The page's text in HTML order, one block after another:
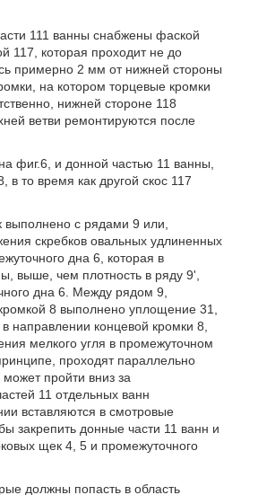
111 ванны снабжены фаской
которая проходит не до
примерно 2 мм от нижней стороны
на котором торцевые кромки
нижней стороне 118
ветви ремонтируются после
фиг.6, и донной частью 11 ванны,
то время как другой скос 117
выполнено с рядами 9 или,
скребков овальных удлиненных
дна 6, которая в
выше, чем плотность в ряду 9',
дна 6. Между рядом 9,
8 выполнено уплощение 31,
направлении концевой кромки 8,
мелкого угля в промежуточном
проходят параллельно
пройти вниз за
11 отдельных ванн
вставляются в смотровые
закрепить донные части 11 ванн и
щек 4, 5 и промежуточного
должны попасть в область